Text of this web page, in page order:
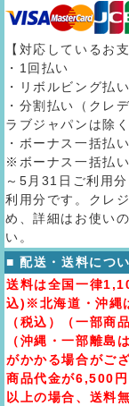
【対応しているお
・1回払い
・リボルビング払い
・分割払い（クレ
ラブジャパンは除く
・ボーナス一括払い
※ボーナス一括払
～5月31日ご利用
利用分です。クレ
め、詳細はお使い
い。
■ 配送・送料につ
送料は全国一律
込)※北海道・沖縄
（税込）（一部商
（沖縄・一部離島
がかかる場合がご
商品代金が6,500円
以上の場合、送料